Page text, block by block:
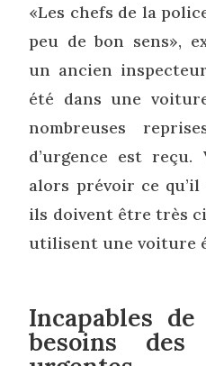
«Les chefs de la
peu de bon sens»,
un ancien
été dans une
nombreuses
d’urgence est reçu.
alors prévoir ce
ils doivent être très
utilisent une voiture
Incapables
besoins des